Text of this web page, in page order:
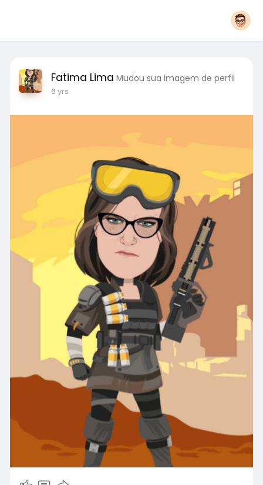
Fatima Lima Mudou sua imagem de perfil
6 yrs